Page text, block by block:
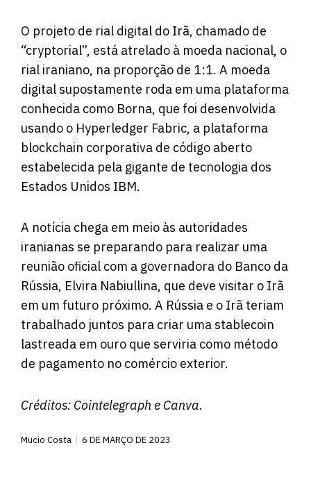
O projeto de rial digital do Irã, chamado de
“cryptorial”, está atrelado à moeda nacional, o
rial iraniano, na proporção de 1:1. A moeda
digital supostamente roda em uma plataforma
conhecida como Borna, que foi desenvolvida
usando o Hyperledger Fabric, a plataforma
blockchain corporativa de código aberto
estabelecida pela gigante de tecnologia dos
Estados Unidos IBM.
A notícia chega em meio às autoridades
iranianas se preparando para realizar uma
reunião oficial com a governadora do Banco da
Rússia, Elvira Nabiullina, que deve visitar o Irã
em um futuro próximo. A Rússia e o Irã teriam
trabalhado juntos para criar uma stablecoin
lastreada em ouro que serviria como método
de pagamento no comércio exterior.
Créditos: Cointelegraph e Canva.
Mucio Costa 6 DE MARÇO DE 2023